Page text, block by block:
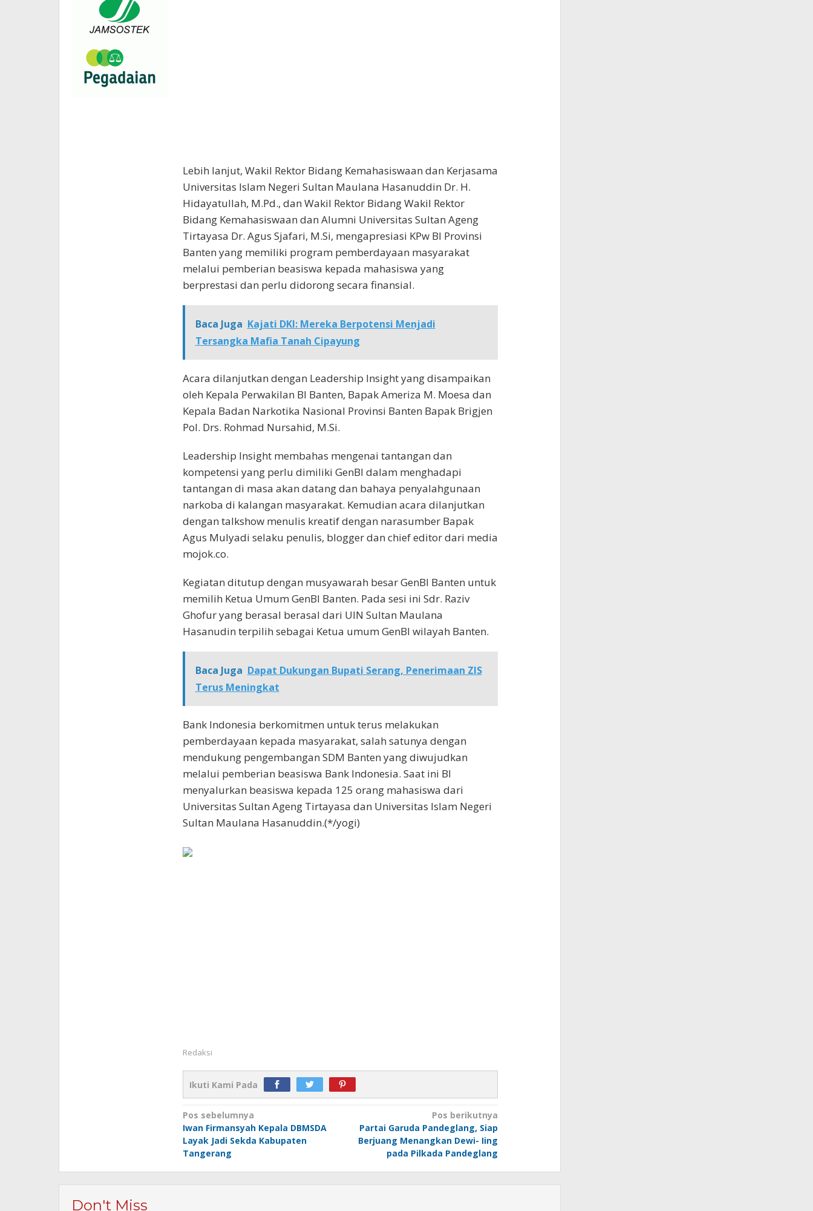
Lebih lanjut, Wakil Rektor Bidang Kemahasiswaan dan Kerjasama
Universitas Islam Negeri Sultan Maulana Hasanuddin Dr. H.
Hidayatullah, M.Pd., dan Wakil Rektor Bidang Wakil Rektor
Bidang Kemahasiswaan dan Alumni Universitas Sultan Ageng
Tirtayasa Dr. Agus Sjafari, M.Si, mengapresiasi KPw BI Provinsi
Banten yang memiliki program pemberdayaan masyarakat
melalui pemberian beasiswa kepada mahasiswa yang
berprestasi dan perlu didorong secara finansial.
Baca Juga Kajati DKI: Mereka Berpotensi Menjadi
Tersangka Mafia Tanah Cipayung
Acara dilanjutkan dengan Leadership Insight yang disampaikan
oleh Kepala Perwakilan BI Banten, Bapak Ameriza M. Moesa dan
Kepala Badan Narkotika Nasional Provinsi Banten Bapak Brigjen
Pol. Drs. Rohmad Nursahid, M.Si.
Leadership Insight membahas mengenai tantangan dan
kompetensi yang perlu dimiliki GenBI dalam menghadapi
tantangan di masa akan datang dan bahaya penyalahgunaan
narkoba di kalangan masyarakat. Kemudian acara dilanjutkan
dengan talkshow menulis kreatif dengan narasumber Bapak
Agus Mulyadi selaku penulis, blogger dan chief editor dari media
mojok.co.
Kegiatan ditutup dengan musyawarah besar GenBI Banten untuk
memilih Ketua Umum GenBI Banten. Pada sesi ini Sdr. Raziv
Ghofur yang berasal berasal dari UIN Sultan Maulana
Hasanudin terpilih sebagai Ketua umum GenBI wilayah Banten.
Baca Juga Dapat Dukungan Bupati Serang, Penerimaan ZIS
Terus Meningkat
Bank Indonesia berkomitmen untuk terus melakukan
pemberdayaan kepada masyarakat, salah satunya dengan
mendukung pengembangan SDM Banten yang diwujudkan
melalui pemberian beasiswa Bank Indonesia. Saat ini BI
menyalurkan beasiswa kepada 125 orang mahasiswa dari
Universitas Sultan Ageng Tirtayasa dan Universitas Islam Negeri
Sultan Maulana Hasanuddin.(*/yogi)
Redaksi
Ikuti Kami Pada
Navigasi
pos
Pos sebelumnya
Iwan Firmansyah Kepala DBMSDA
Layak Jadi Sekda Kabupaten
Tangerang
Pos berikutnya
Partai Garuda Pandeglang, Siap
Berjuang Menangkan Dewi- Iing
pada Pilkada Pandeglang
Don't Miss